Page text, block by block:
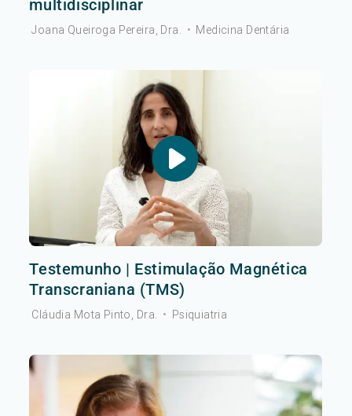
multidisciplinar
Joana Queiroga Pereira, Dra. • Medicina Dentária
Testemunho | Estimulação Magnética
Transcraniana (TMS)
Cláudia Mota Pinto, Dra. • Psiquiatria